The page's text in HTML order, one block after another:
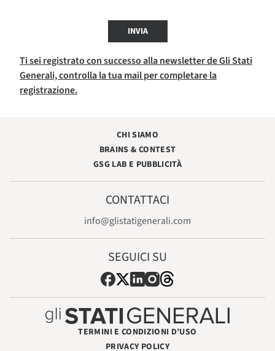
INVIA
Ti sei registrato con successo alla newsletter de Gli Stati
Generali, controlla la tua mail per completare la
registrazione.
CHI SIAMO
BRAINS & CONTEST
GSG LAB E PUBBLICITÀ
CONTATTACI
info@glistatigenerali.com
SEGUICI SU
TERMINI E CONDIZIONI D’USO
PRIVACY POLICY